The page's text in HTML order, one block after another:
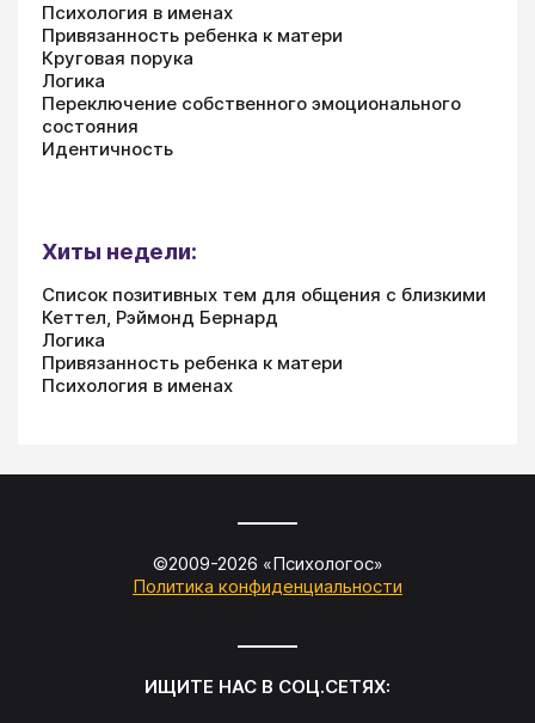
Психология в именах
Привязанность ребенка к матери
Круговая порука
Логика
Переключение собственного эмоционального
состояния
Идентичность
Хиты недели:
Список позитивных тем для общения с близкими
Кеттел, Рэймонд Бернард
Логика
Привязанность ребенка к матери
Психология в именах
©2009-2026 «Психологос»
Политика конфиденциальности
ИЩИТЕ НАС В СОЦ.СЕТЯХ: